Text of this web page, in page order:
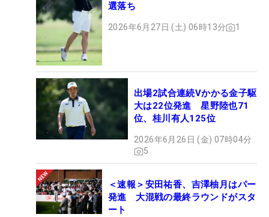
選落ち
2026年6月27日 (土) 06時13分 1
出場2試合連続Vかかる金子駆
大は22位発進 星野陸也71
位、桂川有人125位
2026年6月26日 (金) 07時04分
5
＜速報＞安田祐香、吉澤柚月はパー
発進 大混戦の最終ラウンドがスタ
ート